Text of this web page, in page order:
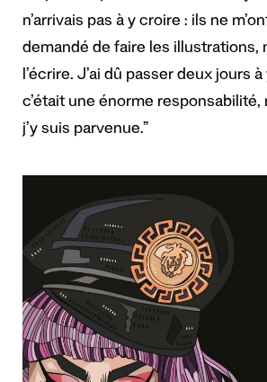
n’arrivais pas à y croire : ils ne
demandé de faire les illustrations,
l’écrire. J’ai dû passer deux jours
c’était une énorme
j’y suis parvenue.”